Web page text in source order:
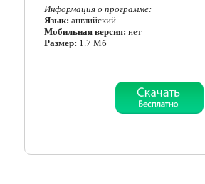
Системные утилиты
Тестирование онлайн
Информация о программе:
Язык: английский
Мобильная версия: нет
Размер: 1.7 Мб